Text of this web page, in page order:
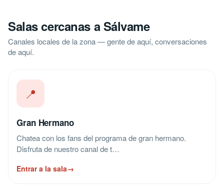
Salas cercanas a Sálvame
Canales locales de la zona — gente de aquí, conversaciones
de aquí.
📍
Gran Hermano
Chatea con los fans del programa de gran hermano.
Disfruta de nuestro canal de t…
Entrar a la sala→